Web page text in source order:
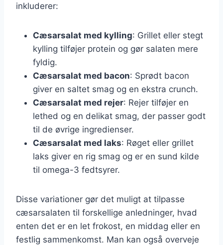
inkluderer:
Cæsarsalat med kylling: Grillet eller stegt
kylling tilføjer protein og gør salaten mere
fyldig.
Cæsarsalat med bacon: Sprødt bacon
giver en saltet smag og en ekstra crunch.
Cæsarsalat med rejer: Rejer tilføjer en
lethed og en delikat smag, der passer godt
til de øvrige ingredienser.
Cæsarsalat med laks: Røget eller grillet
laks giver en rig smag og er en sund kilde
til omega-3 fedtsyrer.
Disse variationer gør det muligt at tilpasse
cæsarsalaten til forskellige anledninger, hvad
enten det er en let frokost, en middag eller en
festlig sammenkomst. Man kan også overveje